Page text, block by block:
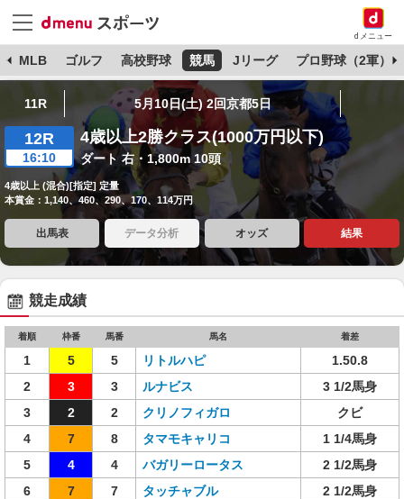
dメニュー
MLB ゴルフ 高校野球 競馬 Jリーグ プロ野球（2軍）
11R 5月10日(土) 2回京都5日
12R
16:10
4歳以上2勝クラス(1000万円以下)
ダート 右・1,800m 10頭
4歳以上 (混合)[指定] 定量
本賞金：1,140、460、290、170、114万円
出馬表 データ分析 オッズ 結果
競走成績
着順 枠番 馬番 馬名 着差
1 5 5 リトルハピ
1.50.8
2
3 3 ルナビス
3 1/2馬身
3
2 2 クリノフィガロ
クビ
4
7 8 タマモキャリコ
1 1/4馬身
5
4 4 バガリーロータス
2 1/2馬身
6
7 7 タッチャブル
2 1/2馬身